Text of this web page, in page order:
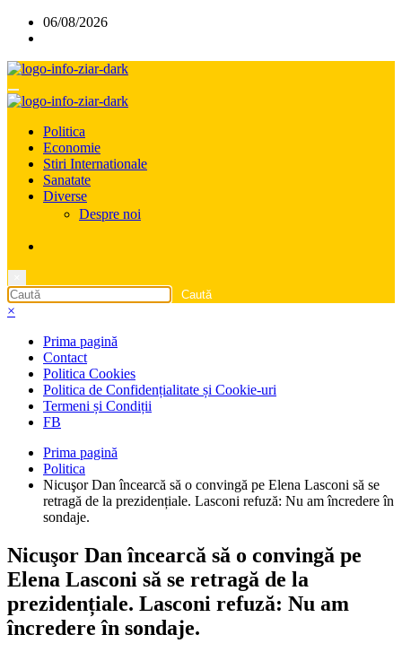
06/08/2026
Politica
Economie
Stiri Internationale
Sanatate
Diverse
Despre noi
×
Prima pagină
Contact
Politica Cookies
Politica de Confidențialitate și Cookie-uri
Termeni și Condiții
FB
Prima pagină
Politica
Nicuşor Dan încearcă să o convingă pe Elena Lasconi să se
retragă de la prezidențiale. Lasconi refuză: Nu am încredere în
sondaje.
Nicuşor Dan încearcă să o convingă pe
Elena Lasconi să se retragă de la
prezidențiale. Lasconi refuză: Nu am
încredere în sondaje.